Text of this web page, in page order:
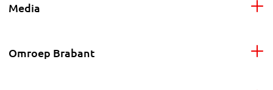
Media
Omroep Brabant